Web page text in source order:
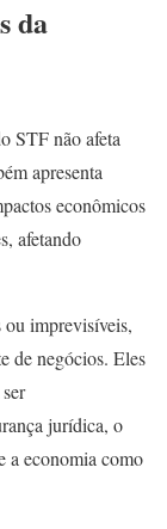
da
STF não afeta
apresenta
econômicos
afetando
ou imprevisíveis,
de negócios. Eles
jurídica, o
a economia como